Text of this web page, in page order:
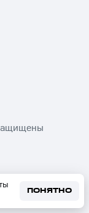
ПОНЯТНО